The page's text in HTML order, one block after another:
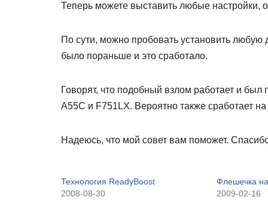
Теперь можете выставить любые настройки,
По сути, можно пробовать установить любую
было пораньше и это сработало.
Говорят, что подобный взлом работает и
A55C и F751LX. Вероятно также сработает
Надеюсь, что мой совет вам поможет.
Технология ReadyBoost
2008-08-30
Флешечка
2009-02-16